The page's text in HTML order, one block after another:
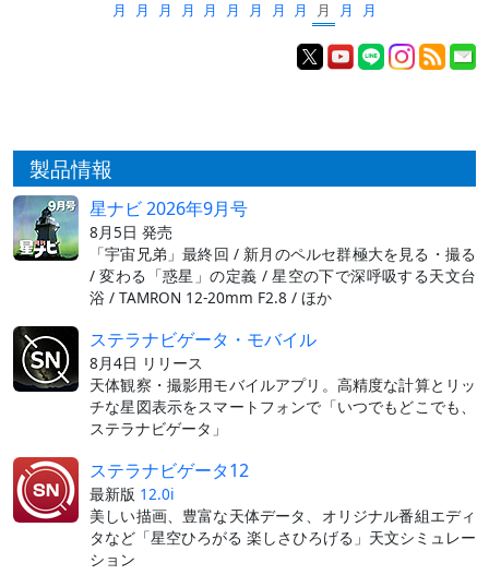
月
月
月
月
月
月
月
月
月
月
月
月
製品情報
星ナビ 2026年9月号
8月5日 発売
「宇宙兄弟」最終回 / 新月のペルセ群極大を見る・撮る
/ 変わる「惑星」の定義 / 星空の下で深呼吸する天文台
浴 / TAMRON 12-20mm F2.8 / ほか
ステラナビゲータ・モバイル
8月4日 リリース
天体観察・撮影用モバイルアプリ。高精度な計算とリッ
チな星図表示をスマートフォンで「いつでもどこでも、
ステラナビゲータ」
ステラナビゲータ12
最新版 12.0i
美しい描画、豊富な天体データ、オリジナル番組エディ
タなど「星空ひろがる 楽しさひろげる」天文シミュレー
ション